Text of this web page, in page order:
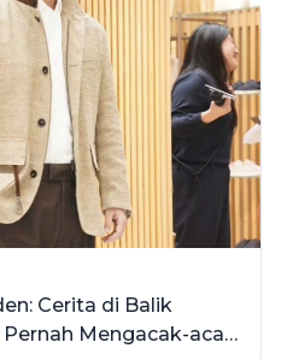
Cerita di Balik
Mengacak-acak